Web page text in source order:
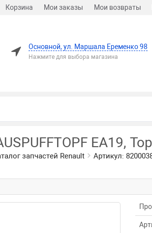
Корзина Мои заказы Мои возвраты
Основной, ул. Маршала Еременко 98
Нажмите для выбора магазина
EA19,
запчастей Renault Артикул: